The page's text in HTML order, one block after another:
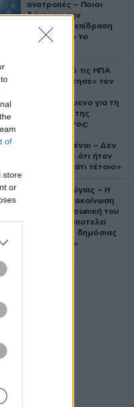
of
store
or
ανατροπές – Ποιοι
δέχονται την
ευεργετική επίδραση
του Δία από το
Ζευγάρι από τις ΗΠΑ
που «υιοθέτησε» τον
κατηγορούμενο για τη
δολοφονία της
Ελίζαμπεθ Ρος:
συντετριμμένοι – Δεν
έδειξε ποτέ ότι ήταν
ικανός για κάτι τέτοιο»
Χρίστος Κούγιας – Η
αυστηρή ανακοίνωση
για την προσωπική του
ζωή: «Δεν αποτελεί
αντικείμενο δημόσιας
συζήτησης»